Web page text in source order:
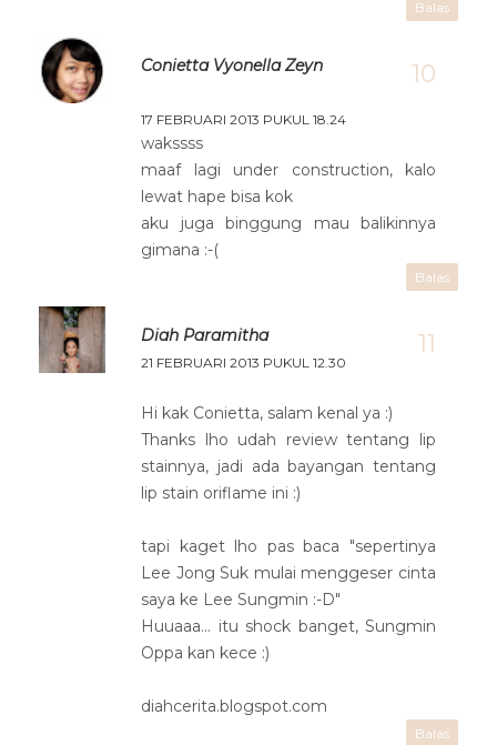
Balas
Conietta Vyonella Zeyn
17 FEBRUARI 2013 PUKUL 18.24
wakssss
maaf lagi under construction, kalo
lewat hape bisa kok
aku juga binggung mau balikinnya
gimana :-(
Balas
Diah Paramitha
21 FEBRUARI 2013 PUKUL 12.30
Hi kak Conietta, salam kenal ya :)
Thanks lho udah review tentang lip
stainnya, jadi ada bayangan tentang
lip stain oriflame ini :)
tapi kaget lho pas baca "sepertinya
Lee Jong Suk mulai menggeser cinta
saya ke Lee Sungmin :-D"
Huuaaa... itu shock banget, Sungmin
Oppa kan kece :)
diahcerita.blogspot.com
Balas